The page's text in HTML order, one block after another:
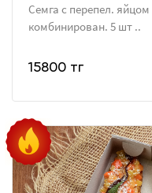
Семга с перепел.
комбинирован. 5 шт ..
15800 тг